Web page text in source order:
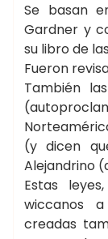
Se basan
Gardner y
su libro de
Fueron
También
(y dicen
Alejandrino
Estas
wiccanos
creadas